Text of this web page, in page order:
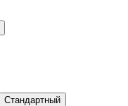
Стандартный